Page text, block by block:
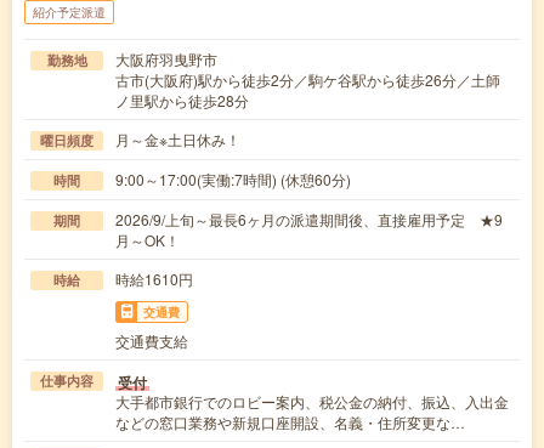
紹介予定派遣
勤務地
大阪府羽曳野市
古市(大阪府)駅から徒歩2分／駒ケ谷駅から徒歩26分／土師
ノ里駅から徒歩28分
曜日頻度 月～金※土日休み！
時間 9:00～17:00(実働:7時間) (休憩60分)
期間
2026/9/上旬～最長6ヶ月の派遣期間後、直接雇用予定 ★9
月～OK！
時給 時給1610円
交通費
交通費支給
仕事内容 受付
大手都市銀行でのロビー案内、税公金の納付、振込、入出金
などの窓口業務や新規口座開設、名義・住所変更な…